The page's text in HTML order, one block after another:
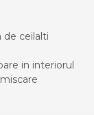
ceilalti
in interiorul